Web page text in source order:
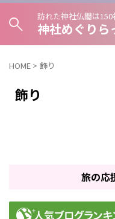
訪れた神社仏閣は150
神社めぐりら
HOME > 飾り
飾り
旅の応